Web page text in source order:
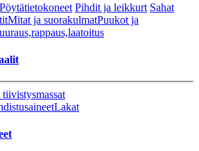
Pöytätietokoneet Pihdit ja leikkurt Sahat
Mitat ja suorakulmatPuukot ja
Lakat